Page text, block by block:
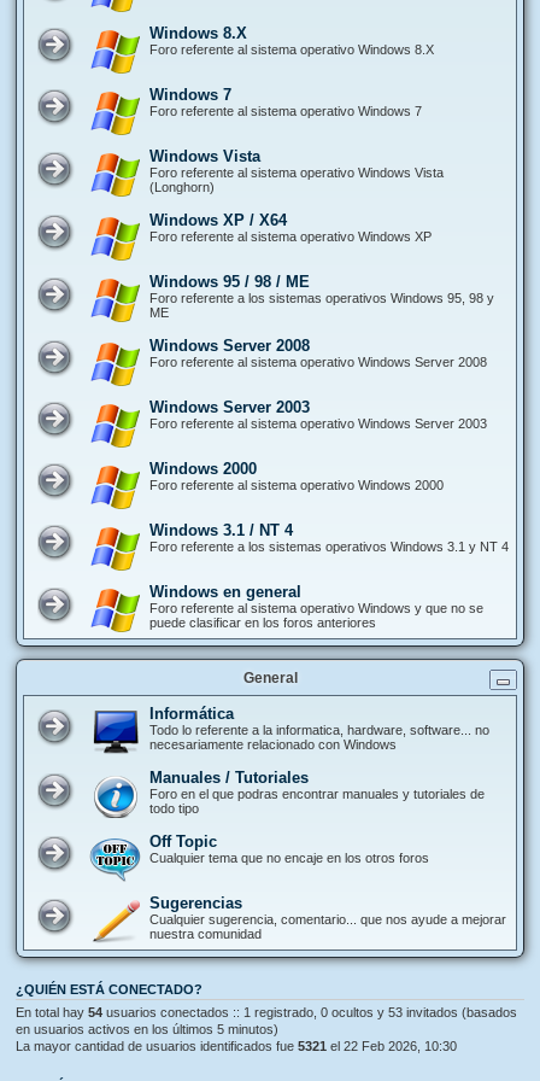
Windows 8.X
Foro referente al sistema operativo Windows 8.X
Windows 7
Foro referente al sistema operativo Windows 7
Windows Vista
Foro referente al sistema operativo Windows Vista
(Longhorn)
Windows XP / X64
Foro referente al sistema operativo Windows XP
Windows 95 / 98 / ME
Foro referente a los sistemas operativos Windows 95, 98 y
ME
Windows Server 2008
Foro referente al sistema operativo Windows Server 2008
Windows Server 2003
Foro referente al sistema operativo Windows Server 2003
Windows 2000
Foro referente al sistema operativo Windows 2000
Windows 3.1 / NT 4
Foro referente a los sistemas operativos Windows 3.1 y NT 4
Windows en general
Foro referente al sistema operativo Windows y que no se
puede clasificar en los foros anteriores
General
Informática
Todo lo referente a la informatica, hardware, software... no
necesariamente relacionado con Windows
Manuales / Tutoriales
Foro en el que podras encontrar manuales y tutoriales de
todo tipo
Off Topic
Cualquier tema que no encaje en los otros foros
Sugerencias
Cualquier sugerencia, comentario... que nos ayude a mejorar
nuestra comunidad
¿QUIÉN ESTÁ CONECTADO?
En total hay 54 usuarios conectados :: 1 registrado, 0 ocultos y 53 invitados (basados
en usuarios activos en los últimos 5 minutos)
La mayor cantidad de usuarios identificados fue 5321 el 22 Feb 2026, 10:30